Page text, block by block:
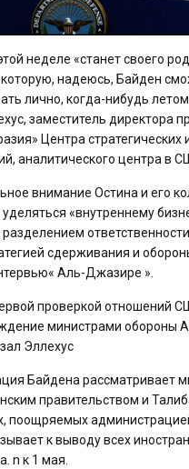
неделе «станет своего
надеюсь, Байден
лично, когда-нибудь
заместитель директора
Центра
аналитического центра в
внимание Остина и его
«внутреннему
сдерживания и
Аль-Джазире ».
проверкой отношений
министрами обороны
Эллехус
Байдена рассматривает
правительством и
поощряемых
к выводу всех
n к 1 мая.